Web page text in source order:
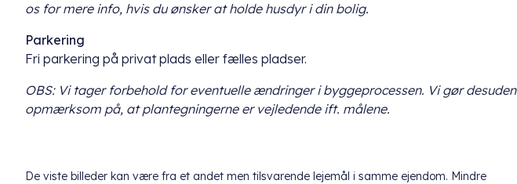
os for mere info, hvis du ønsker at holde husdyr i din bolig.
Parkering
Fri parkering på privat plads eller fælles pladser.
OBS: Vi tager forbehold for eventuelle ændringer i byggeprocessen. Vi gør desuden
opmærksom på, at plantegningerne er vejledende ift. målene.
De viste billeder kan være fra et andet men tilsvarende lejemål i samme ejendom. Mindre